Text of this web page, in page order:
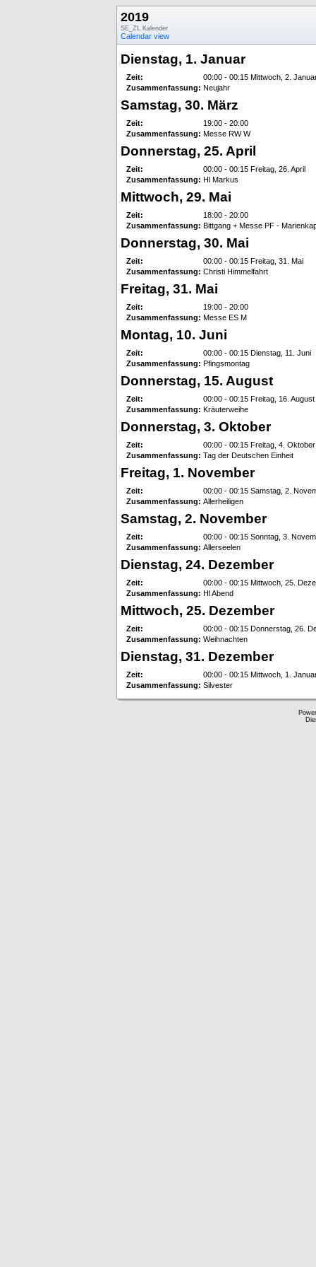
2019
SE_ZL Kalender
Calendar view
Dienstag, 1. Januar
Zeit:
00:00 - 00:15 Mittwoch, 2.
Zusammenfassung: Neujahr
Samstag, 30. März
Zeit:
19:00 - 20:00
Zusammenfassung: Messe RW W
Donnerstag, 25. April
Zeit:
00:00 - 00:15 Freitag, 26. April
Zusammenfassung: Hl Markus
Mittwoch, 29. Mai
Zeit:
18:00 - 20:00
Zusammenfassung: Bittgang + Messe PF -
Donnerstag, 30. Mai
Zeit:
00:00 - 00:15 Freitag, 31. Mai
Zusammenfassung: Christi Himmelfahrt
Freitag, 31. Mai
Zeit:
19:00 - 20:00
Zusammenfassung: Messe ES M
Montag, 10. Juni
Zeit:
00:00 - 00:15 Dienstag, 11. Juni
Zusammenfassung: Pfingsmontag
Donnerstag, 15. August
Zeit:
00:00 - 00:15 Freitag, 16. August
Zusammenfassung: Kräuterweihe
Donnerstag, 3. Oktober
Zeit:
00:00 - 00:15 Freitag, 4. Oktober
Zusammenfassung: Tag der Deutschen Einheit
Freitag, 1. November
Zeit:
00:00 - 00:15 Samstag, 2.
Zusammenfassung: Allerheiligen
Samstag, 2. November
Zeit:
00:00 - 00:15 Sonntag, 3.
Zusammenfassung: Allerseelen
Dienstag, 24. Dezember
Zeit:
00:00 - 00:15 Mittwoch, 25.
Zusammenfassung: Hl Abend
Mittwoch, 25. Dezember
Zeit:
00:00 - 00:15 Donnerstag, 26.
Zusammenfassung: Weihnachten
Dienstag, 31. Dezember
Zeit:
00:00 - 00:15 Mittwoch, 1.
Zusammenfassung: Silvester